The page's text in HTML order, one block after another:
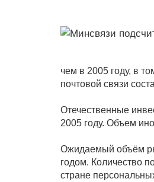
чем в 2005 году, в
почтовой связи
Отечественные
2005 году. Объем
Ожидаемый объём
годом. Количество
стране